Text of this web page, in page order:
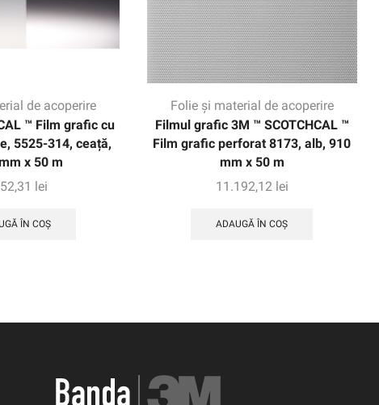
de acoperire
™ Film grafic cu
5525-314, ceață,
x 50 m
lei
ÎN COȘ
Folie și material de acoperire
Filmul grafic 3M ™ SCOTCHCAL ™
Film grafic perforat 8173, alb, 910
mm x 50 m
11.192,12 lei
ADAUGĂ ÎN COȘ